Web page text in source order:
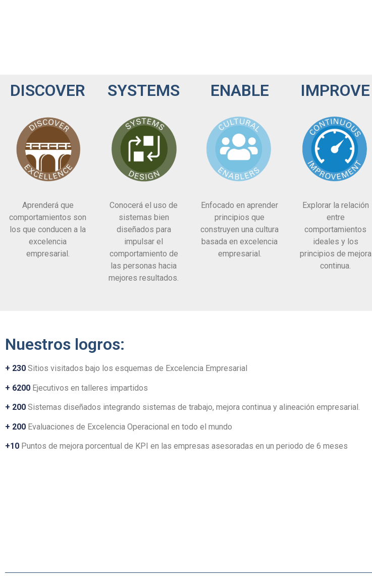
DISCOVER
Aprenderá que
comportamientos son
los que conducen a la
excelencia
empresarial.
SYSTEMS
Conocerá el uso de
sistemas bien
diseñados para
impulsar el
comportamiento de
las personas hacia
mejores resultados.
ENABLE
Enfocado en aprender
principios que
construyen una cultura
basada en excelencia
empresarial.
IMPROVE
Explorar la relación
entre
comportamientos
ideales y los
principios de mejora
continua.
Nuestros logros:
+ 230 Sitios visitados bajo los esquemas de Excelencia Empresarial
+ 6200 Ejecutivos en talleres impartidos
+ 200 Sistemas diseñados integrando sistemas de trabajo, mejora continua y alineación empresarial.
+ 200 Evaluaciones de Excelencia Operacional en todo el mundo
+10 Puntos de mejora porcentual de KPI en las empresas asesoradas en un periodo de 6 meses